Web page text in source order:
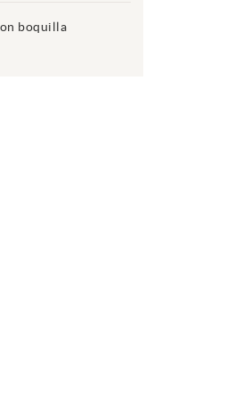
boquilla